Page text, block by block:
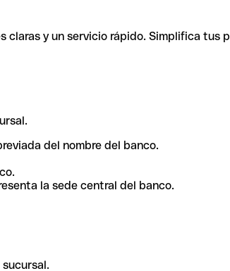
y un servicio rápido. Simplifica tus
del nombre del banco.
la sede central del banco.